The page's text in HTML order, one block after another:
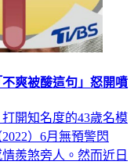
爽被酸這句」怒開噴
開知名度的43歲名模
）6月無預警閃
羨煞旁人。然而近日